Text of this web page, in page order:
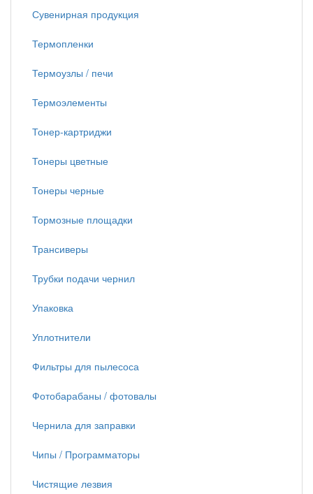
Сувенирная продукция
Термопленки
Термоузлы / печи
Термоэлементы
Тонер-картриджи
Тонеры цветные
Тонеры черные
Тормозные площадки
Трансиверы
Трубки подачи чернил
Упаковка
Уплотнители
Фильтры для пылесоса
Фотобарабаны / фотовалы
Чернила для заправки
Чипы / Программаторы
Чистящие лезвия